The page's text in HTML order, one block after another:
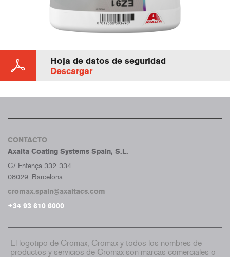
Hoja de datos de seguridad
Descargar
CONTACTO
Axalta Coating Systems Spain, S.L.
C/ Entença 332-334
08029. Barcelona
cromax.spain@axaltacs.com
+34 93 610 6000
El logotipo de Cromax, Cromax y todos los nombres de
productos y servicios de Cromax son marcas comerciales o